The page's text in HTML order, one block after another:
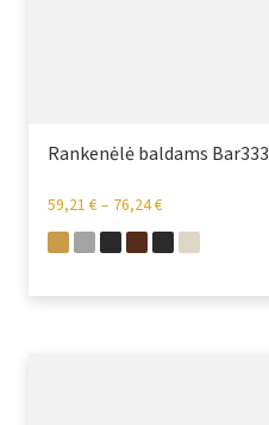
Rankenėlė baldams Bar333
59,21 €– 76,24€